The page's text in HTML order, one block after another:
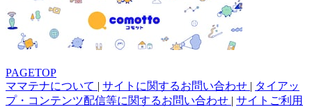
PAGETOP
ママテナについて | サイトに関するお問い合わせ | タイアッ
プ・コンテンツ配信等に関するお問い合わせ | サイトご利用